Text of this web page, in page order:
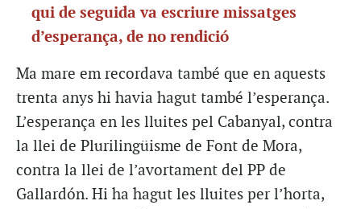
qui de seguida va escriure missatges
d’esperança, de no rendició
Ma mare em recordava també que en aquests
trenta anys hi havia hagut també l’esperança.
L’esperança en les lluites pel Cabanyal, contra
la llei de Plurilingüisme de Font de Mora,
contra la llei de l’avortament del PP de
Gallardón. Hi ha hagut les lluites per l’horta,